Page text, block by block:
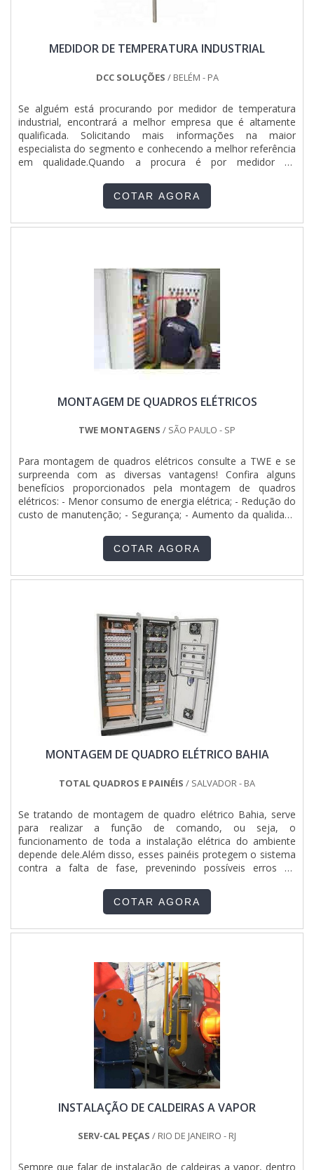
MEDIDOR DE TEMPERATURA INDUSTRIAL
DCC SOLUÇÕES / BELÉM - PA
Se alguém está procurando por medidor de temperatura
industrial, encontrará a melhor empresa que é altamente
qualificada. Solicitando mais informações na maior
especialista do segmento e conhecendo a melhor referência
em qualidade.Quando a procura é por medidor de
Soluções conseguirá proteção com atendimento a várias
empresas na região Norte do Brasil.UM POUCO MAIS
muitas maneiras eficientes de demonstrar competência e
com: Escritório de alta qualidade onde são realizadas as
atividades; Tecnologia de ponta; Estrutura suficiente para
atender todas as demandas. Tudo para se certificar que se
tenha medidores de temperatura industrial com proteção.
Discorrendo ainda sobre medidor de temperatura industrial,
sempre deve-se buscar uma empresa que tenha produtos e
serviços com ótima qualidade e assertividade, características
simples, mas que mostram o comprometimento da
empresa com seus clientes.Tudo isso e muito mais são os
trata de empresas do segmento de produtos e soluções
residenciais. A empresa busca o que há de melhor na
especialistas dedicados que terão grande satisfação em
melhor atender.QUALIDADES E PONTOS FORTES DA
EMPRESASomente na DCC Soluções existe variedade e
qualidade quando o assunto for produtos e soluções
tecnológicas para projetos industriais, comerciais e
residenciais. É possível encontrar itens variados com
tecnologia de ponta, como aterramento e SPDA e
montagem de tubulações com ótima qualidade e excelente
custo-benefício.Para uma maior satisfação dos clientes, a
empresa busca investir nos melhores profissionais do
uma empresa que tem sido apontada de forma positiva no
segmento pela seriedade e qualidade, que garantem a
melhor experiência de todos os clientes..
COTAR AGORA
MONTAGEM DE QUADROS ELÉTRICOS
TWE MONTAGENS / SÃO PAULO - SP
Para montagem de quadros elétricos consulte a TWE e se
surpreenda com as diversas vantagens! Confira alguns
benefícios proporcionados pela montagem de quadros
elétricos: - Menor consumo de energia elétrica; - Redução do
custo de manutenção; - Segurança; - Aumento da qualidade
modernas de vários tipos, os quadros elétricos são
destinados a controlar o funcionamento de motores,
COTAR AGORA
MONTAGEM DE QUADRO ELÉTRICO BAHIA
TOTAL QUADROS E PAINÉIS / SALVADOR - BA
Se tratando de montagem de quadro elétrico Bahia, serve
para realizar a função de comando, ou seja, o
funcionamento de toda a instalação elétrica do ambiente
depende dele.Além disso, esses painéis protegem o sistema
contra a falta de fase, prevenindo possíveis erros de
queimar ou levar a energia elétrica a todos os circuitos e
nele estão dispositivos de proteção, como os disjuntores. O
resumido, é feito com materiais resistentes e componentes
como marca da necessidade na rotina diária, auxiliar na
segurança no uso da eletricidade, sejam nas residências ou
nos mais variados ramos industriais e comerciais e controlar
o funcionamento de máquinas e equipamentos por meio de
chaves, inversores, entre outros.Montagem de quadro
elétrico com qualidade certificada só é possível encontrar na
Total Quadros e Painéis Ltda, já que a empresa oferece
diversos benefícios para os clientes, entre eles:Maior
segurança do bom funcionamento de todas as máquinas e
equipamentos de uma empresa;Proteção dos equipamentos
ambiente de riscos de acidentes com o sistema
EMPRESA DE MONTAGEM DE QUADRO ELÉTRICO
melhores condições para garantir qualidade para montagem
COTAR AGORA
INSTALAÇÃO DE CALDEIRAS A VAPOR
SERV-CAL PEÇAS / RIO DE JANEIRO - RJ
Sempre que falar de instalação de caldeiras a vapor, dentro